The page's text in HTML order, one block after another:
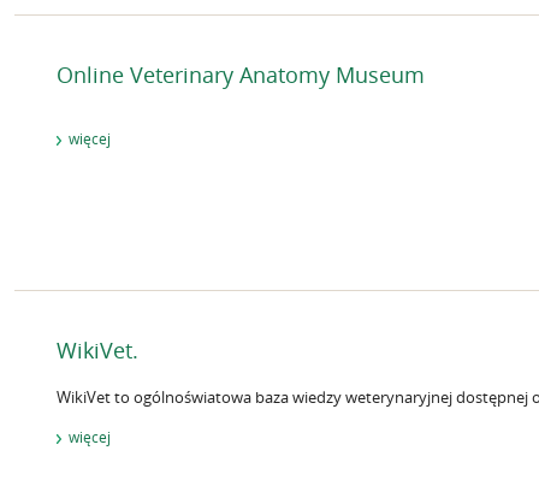
Online Veterinary Anatomy Museum
więcej
WikiVet.
WikiVet to ogólnoświatowa baza wiedzy weterynaryjnej dostępnej
więcej